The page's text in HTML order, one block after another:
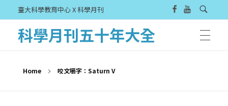
臺大科學教育中心 X 科學月刊
科學月刊五十年大全
Home 咬文嚼字：Saturn V